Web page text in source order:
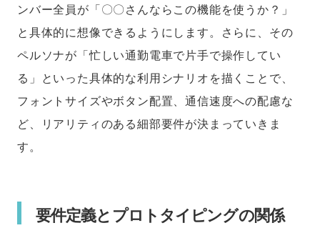
ンバー全員が「〇〇さんならこの機能を使うか？」
と具体的に想像できるようにします。さらに、その
ペルソナが「忙しい通勤電車で片手で操作してい
る」といった具体的な利用シナリオを描くことで、
フォントサイズやボタン配置、通信速度への配慮な
ど、リアリティのある細部要件が決まっていきま
す。
要件定義とプロトタイピングの関係